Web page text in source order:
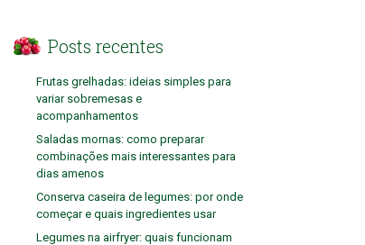
Posts recentes
Frutas grelhadas: ideias simples para
variar sobremesas e
acompanhamentos
Saladas mornas: como preparar
combinações mais interessantes para
dias amenos
Conserva caseira de legumes: por onde
começar e quais ingredientes usar
Legumes na airfryer: quais funcionam